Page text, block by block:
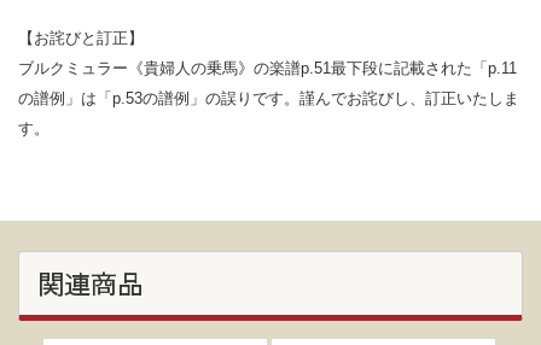
【お詫びと訂正】
ブルクミュラー《貴婦人の乗馬》の楽譜p.51最下段に記載された「p.11
の譜例」は「p.53の譜例」の誤りです。謹んでお詫びし、訂正いたしま
す。
関連商品